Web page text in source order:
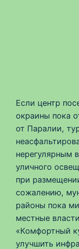
Если центр
окраины пока
от Паралии,
нерегулярным
уличного
при
сожалению,
районы пока
местные
«Комфортный
улучшить